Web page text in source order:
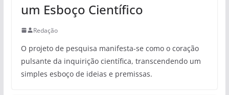
um Esboço Científico
Redação
O projeto de pesquisa manifesta-se como o coração
pulsante da inquirição científica, transcendendo um
simples esboço de ideias e premissas.